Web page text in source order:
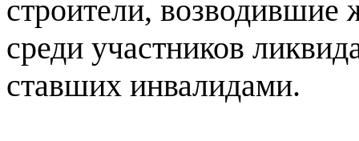
строители,
среди участников
ставших инвалидами.